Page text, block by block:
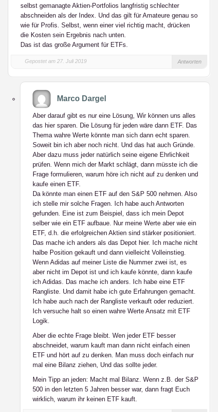
selbst gemanagte Aktien-Portfolios langfristig schlechter
abschneiden als der Index. Und das gilt für Amateure genau so
wie für Profis. Selbst, wenn einer viel richtig macht, drücken
die Kosten sein Ergebnis nach unten.
Das ist das große Argument für ETFs.
Gepostet am 27. Juli 2019 Antworten
Marco Dargel
Aber darauf gibt es nur eine Lösung, Wir können uns alles
das hier sparen. Die Lösung für jeden wäre dann ETF. Das
Thema wahre Werte könnte man sich dann echt sparen.
Soweit bin ich aber noch nicht. Und das hat auch Gründe.
Aber dazu muss jeder natürlich seine eigene Ehrlichkeit
prüfen. Wenn mich der Markt schlägt, dann müsste ich die
Frage formulieren, warum höre ich nicht auf zu denken und
kaufe einen ETF.
Da könnte man einen ETF auf den S&P 500 nehmen. Also
ich stelle mir solche Fragen. Ich habe auch Antworten
gefunden. Eine ist zum Beispiel, dass ich mein Depot
selber wie ein ETF aufbaue. Nur meine Werte aber wie ein
ETF, d.h. die erfolgreichen Aktien sind stärker positioniert.
Das mache ich anders als das Depot hier. Ich mache nicht
halbe Position gekauft und dann vielleicht Volleinstieg.
Wenn Adidas auf meiner Liste die Nummer zwei ist, es
aber nicht im Depot ist und ich kaufe könnte, dann kaufe
ich Adidas. Das mache ich anders. Ich habe eine ETF
Rangliste. Und damit habe ich gute Erfahrungen gemacht.
Ich habe auch nach der Rangliste verkauft oder reduziert.
Ich versuche halt so einen wahre Werte Ansatz mit ETF
Logik.
Aber die echte Frage bleibt. Wen jeder ETF besser
abschneidet, warum kauft man dann nicht einfach einen
ETF und hört auf zu denken. Man muss doch einfach nur
mal eine Bilanz ziehen, Und das sollte jeder.
Mein Tipp an jeden: Macht mal Bilanz. Wenn z.B. der S&P
500 in den letzten 5 Jahren besser war, dann fragt Euch
wirklich, warum ihr keinen ETF kauft.